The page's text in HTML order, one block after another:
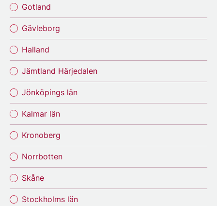
Gotland
Gävleborg
Halland
Jämtland Härjedalen
Jönköpings län
Kalmar län
Kronoberg
Norrbotten
Skåne
Stockholms län